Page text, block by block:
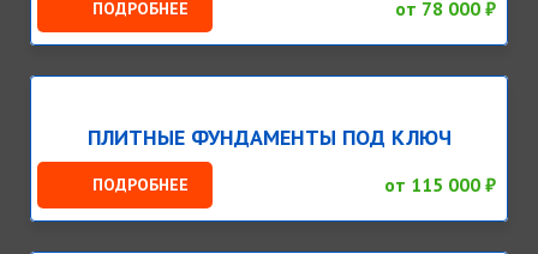
ПОДРОБНЕЕ от 78 000 ₽
ПЛИТНЫЕ ФУНДАМЕНТЫ ПОД КЛЮЧ
ПОДРОБНЕЕ от 115 000 ₽